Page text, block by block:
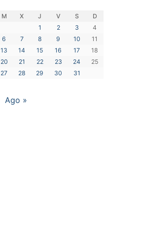
M X J V S
D
1
2 3
4
6 7 8 9 10
11
13 14 15 16 17
18
20 21 22 23 24
25
27 28 29 30 31
Ago »